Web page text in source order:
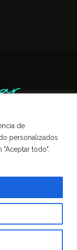
de
personalizados
todo",
Gastronómica